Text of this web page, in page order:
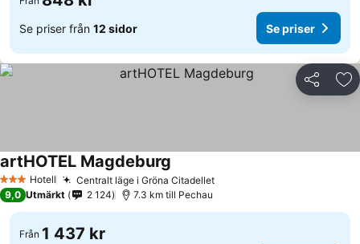
Se priser från 12 sidor Se priser
Dela
3 StjärnorHotell Centralt läge i Gröna CitadelletSe priser
artHOTEL Magdeburg
9,0 Utmärkt 2 124 7.3 km till Pechau
Från 1 437 kr